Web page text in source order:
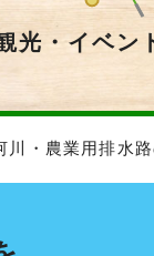
光・イベン
川・農業用排水